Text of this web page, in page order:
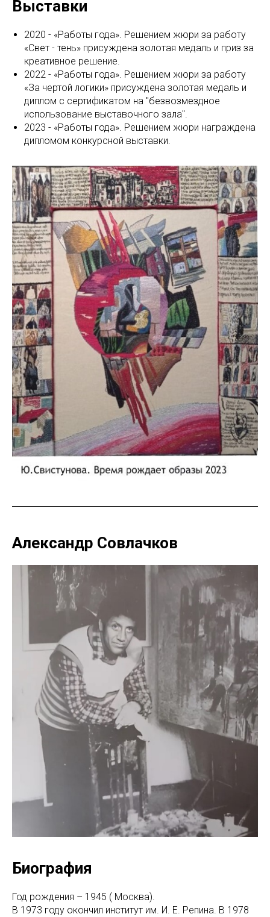
Выставки
2020 - «Работы года». Решением жюри за работу
«Свет - тень» присуждена золотая медаль и приз за
креативное решение.
2022 - «Работы года». Решением жюри за работу
«За чертой логики» присуждена золотая медаль и
диплом с сертификатом на "безвозмездное
использование выставочного зала".
2023 - «Работы года». Решением жюри награждена
дипломом конкурсной выставки.
Александр Совлачков
Биография
Год рождения – 1945 ( Москва).
В 1973 году окончил институт им. И. Е. Репина. В 1978